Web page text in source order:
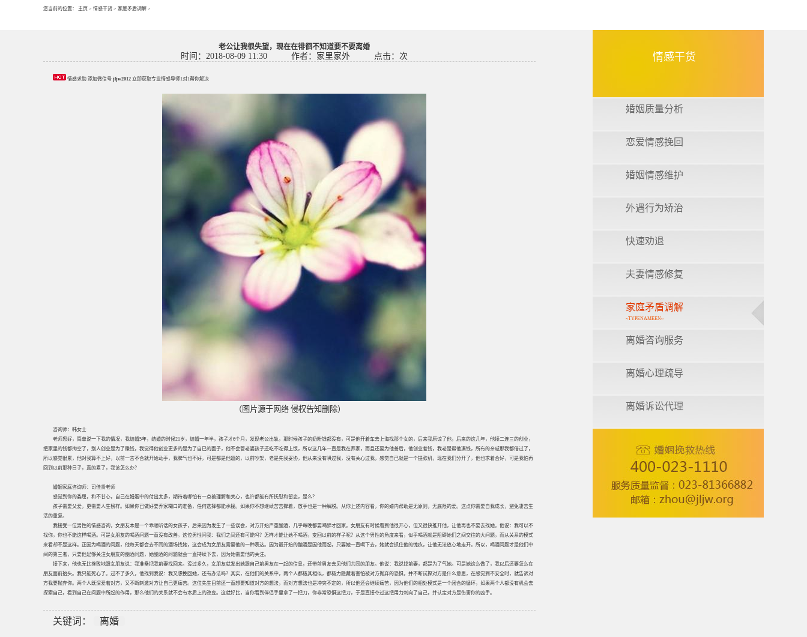
您当前的位置： 主页 > 情感干货 > 家庭矛盾调解 >
老公让我很失望，现在在徘徊不知道要不要离婚
时间：2018-08-09 11:30 作者：家里家外 点击： 次
情感求助 添加微信号 jljw2012 立即获取专业情感导师1对1帮你解决
（图片源于网络 侵权告知删除）
咨询师：韩女士
老师您好，简单说一下我的情况，我结婚5年，结婚的时候21岁，结婚一年半，孩子才6个月，发现老公出轨，那时候孩子的奶粉钱都没有，可是他开着车去上海找那个女的，后来我原谅了他，后来的这几年，他接二连三的创业，
把家里的钱都掏空了，别人创业是为了赚钱，我觉得他创业更多的是为了自已的面子，他不会管老婆孩子还吃不吃得上饭，所以这几年一直是我在养家，而且还要为他善后，他创业差钱，我老是帮他凑钱，所有的亲戚那我都借过了，
所以感觉很累，他对我算不上好，以前一言不合就开始动手，我脾气也不好，可是都是他逼的，以前吵架，老是先我妥协，他从来没有哄过我，没有关心过我，感觉自已就是一个提款机，现在我们分开了，他也求着合好，可是我怕再
回到以前那种日子，真的累了，我该怎么办？
婚姻家庭咨询师：司佳贤老师
感觉到你的委屈，和不甘心，自己在婚姻中的付出太多，期待着哪怕有一点被理解和关心，也许都能有所抚慰和留恋，是么？
孩子需要父爱，更需要人生榜样。如果你已做好要养家糊口的准备，任何选择都能承接。如果你不想继续苦苦撑着，放手也是一种解脱。从你上述内容看，你的婚内帮助是无原则，无底限的爱。这点你需要自我成长，避免凄苦生
活的重复。
我接受一位男性的情感咨询，女朋友本是一个乖顺听话的女孩子，后来因为发生了一些误会，对方开始严重酗酒，几乎每晚都要喝醉才回家。女朋友有时候看到他很开心，但又很快推开他，让他再也不要去找她。他说：我可以不
找你，你也不能这样喝酒。可是女朋友的喝酒问题一直没有改善。这位男性问我：我们之间还有可能吗？怎样才能让她不喝酒，变回以前的样子呢？从这个男性的角度来看，似乎喝酒就是阻碍她们之间交往的大问题，而从关系的模式
来看却不是这样。正因为喝酒的问题，他每天都会去不同的酒场找她，这会成为女朋友需要他的一种表达。因为最开始的酗酒是因他而起，只要她一直喝下去，她就会抓住他的愧疚，让他无法放心地走开。所以，喝酒问题才是他们中
间的第三者，只要他足够关注女朋友的酗酒问题，她酗酒的问题就会一直持续下去，因为她需要他的关注。
接下来，他也无比挫败地跟女朋友说：我准备把我前妻找回来。没过多久，女朋友就发出她跟自己前男友在一起的信息，还带前男友去见他们共同的朋友。他说：我说找前妻，都是为了气她。可是她这么做了，我以后还要怎么在
朋友面前抬头。我只能死心了。过不了多久，他找到我说：我又想挽回她，还有办法吗？其实，在他们的关系中，两个人都极其相似，都极力隐藏着害怕被对方抛弃的恐惧，并不断试探对方是什么意思，在感觉到不安全时，就告诉对
方我要抛弃你。两个人既深爱着对方，又不断刺激对方让自己更痛苦。这位先生目前还一直想要知道对方的想法，而对方想法也是冲突不定的，所以他还会继续痛苦，因为他们的相处模式是一个闭合的循环，如果两个人都没有机会去
探索自己，看到自己在问题中所起的作用，那么他们的关系就不会有本质上的改变。这就好比，当你看到伴侣手里拿了一把刀，你非常恐惧这把刀，于是直接夺过这把用力刺向了自己，并认定对方是伤害你的凶手。
关键词： 离婚
情感干货
婚姻质量分析
恋爱情感挽回
婚姻情感维护
外遇行为矫治
快速劝退
夫妻情感修复
家庭矛盾调解
~TYPENAMEEN~
离婚咨询服务
离婚心理疏导
离婚诉讼代理